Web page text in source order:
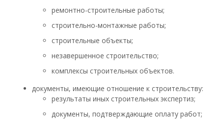
ремонтно-строительные работы;
строительно-монтажные работы;
строительные объекты;
незавершенное строительство;
комплексы строительных объектов.
документы, имеющие отношение к строительству:
результаты иных строительных экспертиз;
документы, подтверждающие оплату работ;